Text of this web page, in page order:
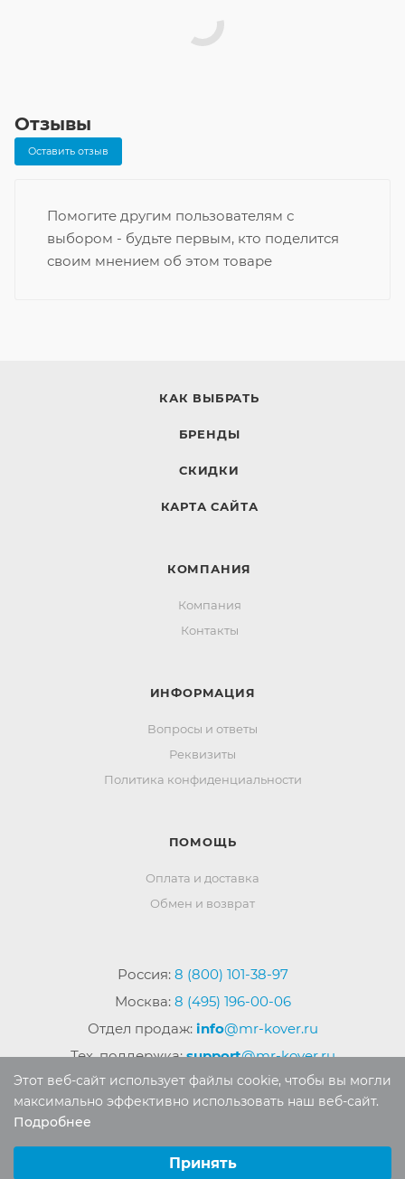
Отзывы
Оставить отзыв
Помогите другим пользователям с
выбором - будьте первым, кто поделится
своим мнением об этом товаре
КАК ВЫБРАТЬ
БРЕНДЫ
СКИДКИ
КАРТА САЙТА
КОМПАНИЯ
Компания
Контакты
ИНФОРМАЦИЯ
Вопросы и ответы
Реквизиты
Политика конфиденциальности
ПОМОЩЬ
Оплата и доставка
Обмен и возврат
Россия: 8 (800) 101-38-97
Москва: 8 (495) 196-00-06
Отдел продаж: info@mr-kover.ru
Тех. поддержка:support@mr-kover.ru
Авторские права защищены. Воспроизведение
материалов сайта без письменного разрешения
Этот веб-сайт использует файлы cookie, чтобы вы могли
максимально эффективно использовать наш веб-сайт.
Подробнее
Принять